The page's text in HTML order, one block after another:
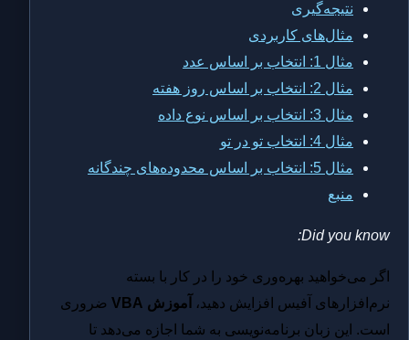
نتیجه‌گیری
مثال‌های کاربردی
مثال 1: انتخاب بر اساس عدد
مثال 2: انتخاب بر اساس روز هفته
مثال 3: انتخاب بر اساس نوع داده
مثال 4: انتخاب تو در تو
مثال 5: انتخاب بر اساس محدوده‌های چندگانه
منبع
Did you know:
اگر می‌خواهید بهره‌وری خود را در کار با بسته
نرم‌افزارهای آفیس افزایش دهید،
آموزش VBA
ضروری
است. این زبان برنامه‌نویسی به شما اجازه می‌دهد تا